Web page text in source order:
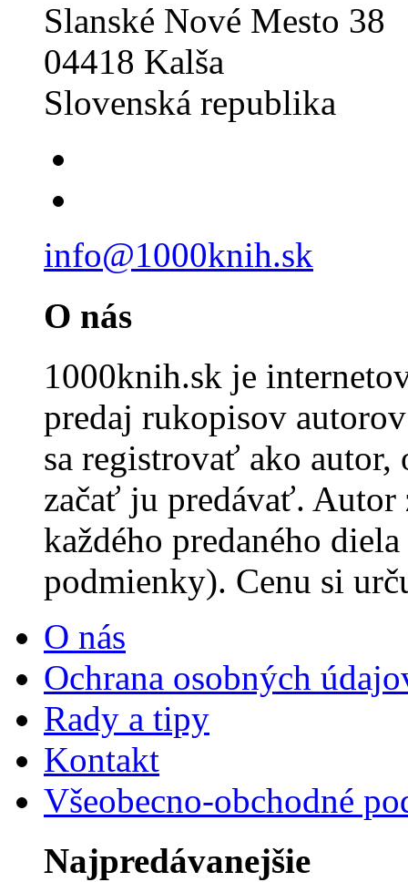
Slanské Nové Mesto 38
04418 Kalša
Slovenská republika
info@1000knih.sk
O nás
1000knih.sk je
predaj rukopisov
sa registrovať ako
začať ju predávať.
každého predaného
podmienky). Cenu si
O nás
Ochrana osobných
Rady a tipy
Kontakt
Všeobecno-obchodné
Najpredávanejšie